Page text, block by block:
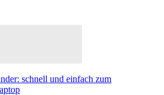
schnell und einfach zum